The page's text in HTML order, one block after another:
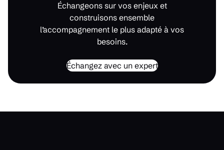
Échangeons sur vos enjeux et
construisons ensemble
l’accompagnement le plus adapté à vos
besoins.
Échangez avec un expert